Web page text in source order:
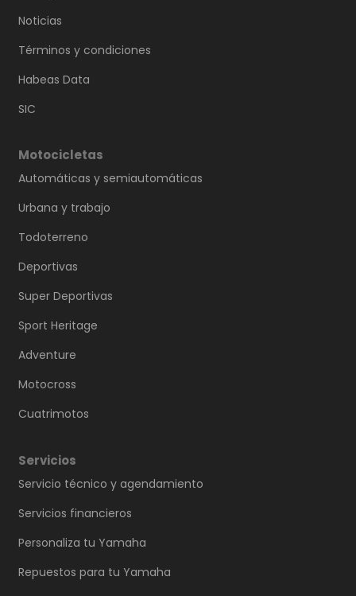
Noticias
Términos y condiciones
Habeas Data
SIC
Motocicletas
Automáticas y semiautomáticas
Urbana y trabajo
Todoterreno
Deportivas
Super Deportivas
Sport Heritage
Adventure
Motocross
Cuatrimotos
Servicios
Servicio técnico y agendamiento
Servicios financieros
Personaliza tu Yamaha
Repuestos para tu Yamaha